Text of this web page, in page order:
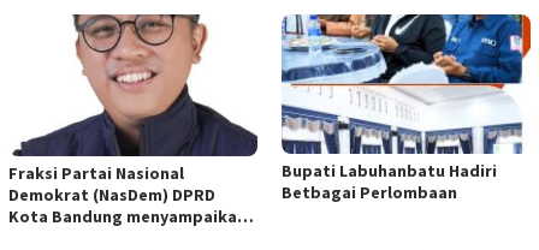
Fraksi Partai Nasional
Demokrat (NasDem) DPRD
Kota Bandung menyampaikan
Bupati Labuhanbatu Hadiri
Betbagai Perlombaan